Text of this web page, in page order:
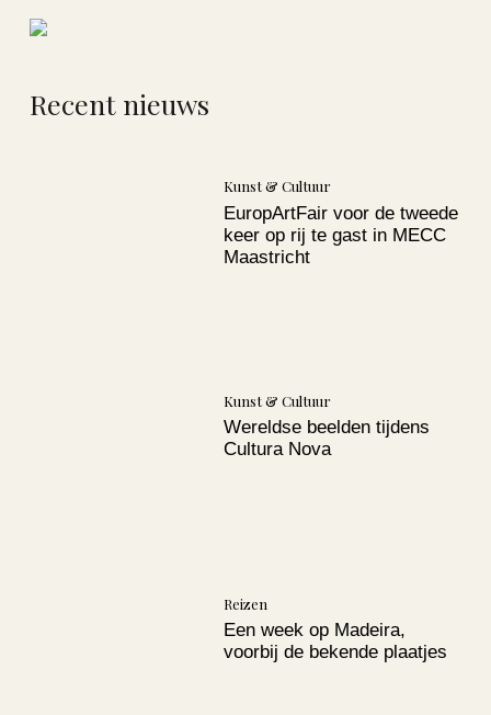
Recent nieuws
Kunst & Cultuur
EuropArtFair voor de tweede
keer op rij te gast in MECC
Maastricht
Kunst & Cultuur
Wereldse beelden tijdens
Cultura Nova
Reizen
Een week op Madeira,
voorbij de bekende plaatjes